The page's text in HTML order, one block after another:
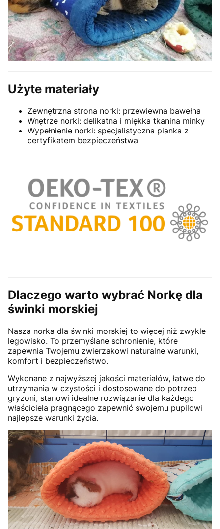
Użyte materiały
Zewnętrzna strona norki: przewiewna bawełna
Wnętrze norki: delikatna i miękka tkanina minky
Wypełnienie norki: specjalistyczna pianka z
certyfikatem bezpieczeństwa
Dlaczego warto wybrać Norkę dla
świnki morskiej
Nasza norka dla świnki morskiej to więcej niż zwykłe
legowisko. To przemyślane schronienie, które
zapewnia Twojemu zwierzakowi naturalne warunki,
komfort i bezpieczeństwo.
Wykonane z najwyższej jakości materiałów, łatwe do
utrzymania w czystości i dostosowane do potrzeb
gryzoni, stanowi idealne rozwiązanie dla każdego
właściciela pragnącego zapewnić swojemu pupilowi
najlepsze warunki życia.